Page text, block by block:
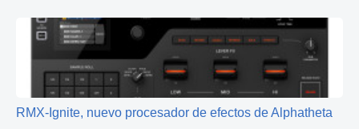
RMX-Ignite, nuevo procesador de efectos de Alphatheta